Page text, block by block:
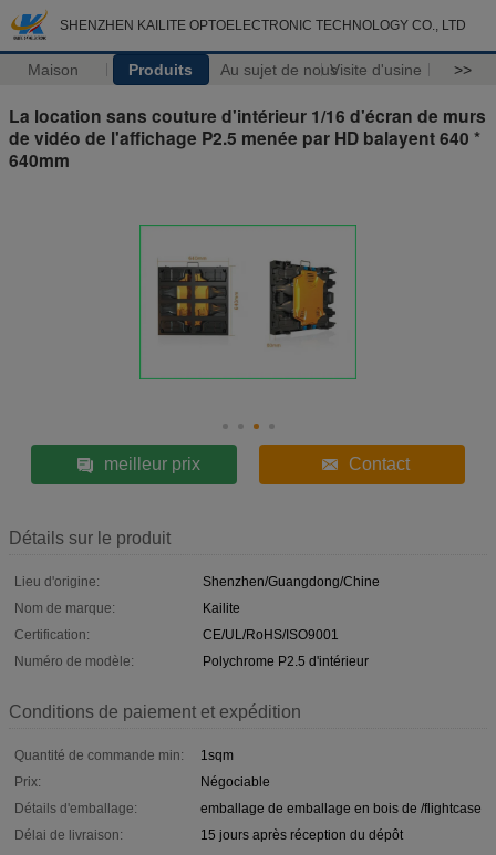
SHENZHEN KAILITE OPTOELECTRONIC TECHNOLOGY CO., LTD
Maison Produits Au sujet de nousVisite d'usine >>
La location sans couture d'intérieur 1/16 d'écran de murs
de vidéo de l'affichage P2.5 menée par HD balayent 640 *
640mm
meilleur prix Contact
Détails sur le produit
Lieu d'origine:
Shenzhen/Guangdong/Chine
Nom de marque:
Kailite
Certification:
CE/UL/RoHS/ISO9001
Numéro de modèle:
Polychrome P2.5 d'intérieur
Conditions de paiement et expédition
Quantité de commande min:
1sqm
Prix:
Négociable
Détails d'emballage:
emballage de emballage en bois de /flightcase
Délai de livraison:
15 jours après réception du dépôt